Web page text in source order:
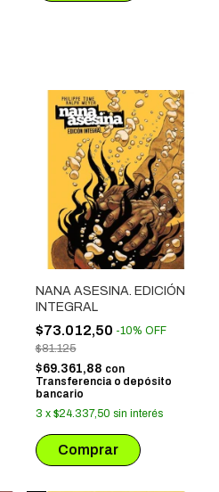
NANA ASESINA. EDICIÓN
INTEGRAL
$73.012,50 -10% OFF
$81.125
$69.361,88 con
Transferencia o depósito
bancario
3 x $24.337,50 sin interés